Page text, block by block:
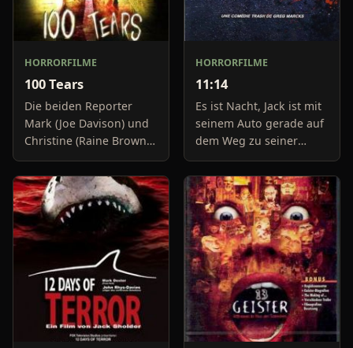
HORRORFILME
100 Tears
Die beiden Reporter
Mark (Joe Davison) und
Christine (Raine Brown)
haben keine Lust mehr
auf belanglose
Boulevard-Meldungen
und befassen sich
neuerdings mit Se
HORRORFILME
11:14
Es ist Nacht, Jack ist mit
seinem Auto gerade auf
dem Weg zu seiner
Freundin, um diese
abzuholen. Die Uhr im
Auto springt auf 11:14h,
genau in dem Moment
fäll